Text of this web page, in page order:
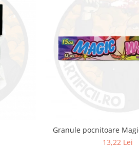
Granule pocnitoare
13,22 Lei